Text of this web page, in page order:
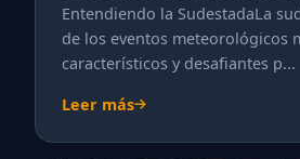
Entendiendo la SudestadaLa
de los eventos meteorológicos
característicos y desafiantes p...
Leer más